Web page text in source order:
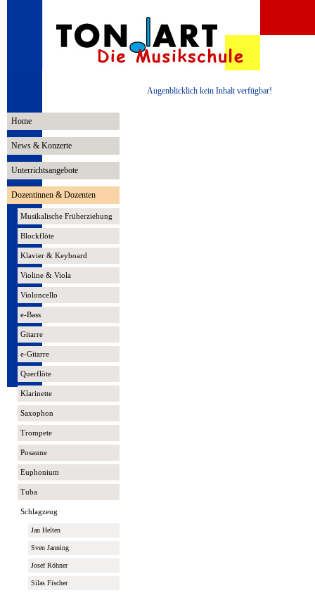
Home
News & Konzerte
Unterrichtsangebote
Dozentinnen & Dozenten
Musikalische Früherziehung
Blockflöte
Klavier & Keyboard
Violine & Viola
Violoncello
e-Bass
Gitarre
e-Gitarre
Querflöte
Klarinette
Saxophon
Trompete
Posaune
Euphonium
Tuba
Schlagzeug
Jan Helten
Sven Janning
Josef Röhner
Silas Fischer
Augenblicklich kein Inhalt verfügbar!